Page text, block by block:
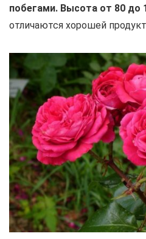
побегами. Высота от 80 до
отличаются хорошей